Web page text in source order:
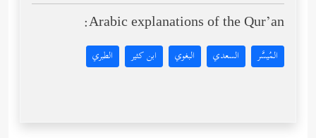
Arabic explanations of the Qur’an:
المُيسَّر السعدي البغوي ابن كثير الطبري